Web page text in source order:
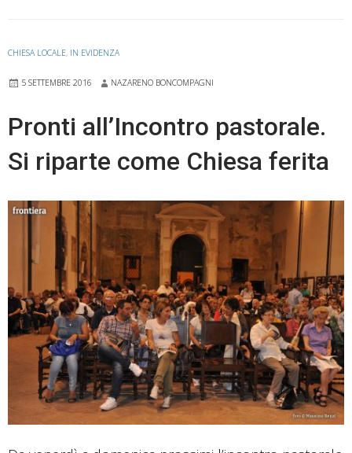
CHIESA LOCALE, IN EVIDENZA
5 SETTEMBRE 2016 NAZARENO BONCOMPAGNI
Pronti all’Incontro pastorale.
Si riparte come Chiesa ferita